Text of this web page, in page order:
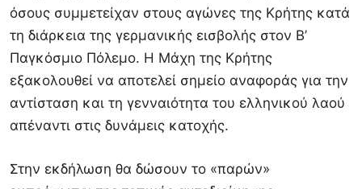
όσους συμμετείχαν στους αγώνες της Κρήτης κατά
τη διάρκεια της γερμανικής εισβολής στον Β’
Παγκόσμιο Πόλεμο. Η Μάχη της Κρήτης
εξακολουθεί να αποτελεί σημείο αναφοράς για την
αντίσταση και τη γενναιότητα του ελληνικού λαού
απέναντι στις δυνάμεις κατοχής.
Στην εκδήλωση θα δώσουν το «παρών»